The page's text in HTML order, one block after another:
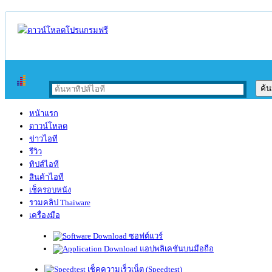
หน้าแรก
ดาวน์โหลด
ข่าวไอที
รีวิว
ทิปส์ไอที
สินค้าไอที
เช็ครอบหนัง
รวมคลิป Thaiware
เครื่องมือ
ซอฟต์แวร์
แอปพลิเคชันบนมือถือ
เช็คความเร็วเน็ต (Speedtest)